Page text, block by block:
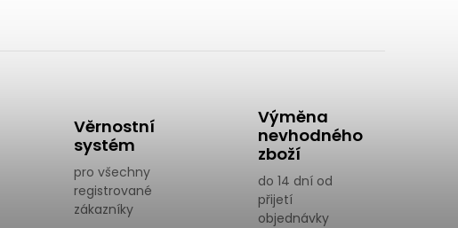
Věrnostní
systém
pro všechny
registrované
zákazníky
Výměna
nevhodného
zboží
do 14 dní od
přijetí
objednávky